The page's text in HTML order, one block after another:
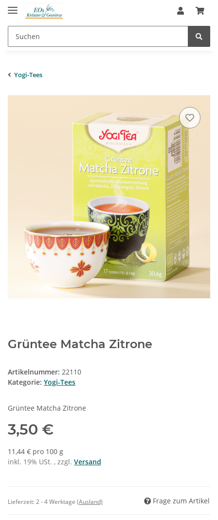
Yogi-Tees
Grüntee Matcha Zitrone
Artikelnummer: 22110
Kategorie: Yogi-Tees
Grüntee Matcha Zitrone
3,50 €
11,44 € pro 100 g
inkl. 19% USt. , zzgl. Versand
Lieferzeit:2 - 4 Werktage (Ausland) Frage zum Artikel